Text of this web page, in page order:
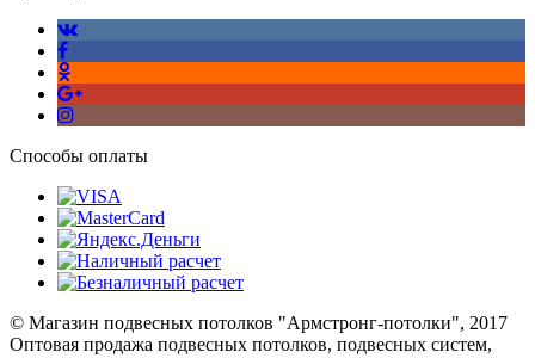
Способы оплаты
© Магазин подвесных потолков "Армстронг-потолки", 2017
Оптовая продажа подвесных потолков, подвесных систем,